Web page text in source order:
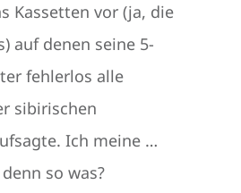
Kassetten vor (ja, die
auf denen seine 5-
fehlerlos alle
sibirischen
Ich meine …
so was?